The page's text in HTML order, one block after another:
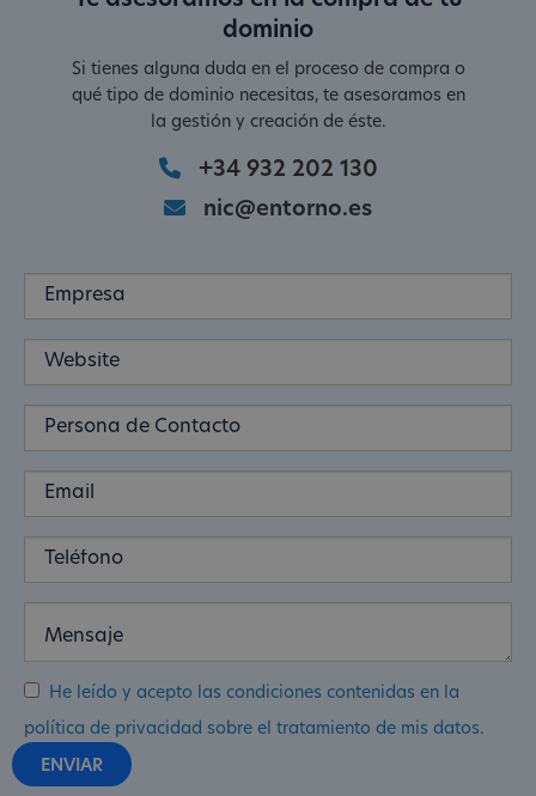
dominio
Si tienes alguna duda en el proceso de compra o
qué tipo de dominio necesitas, te asesoramos en
la gestión y creación de éste.
+34 932 202 130
nic@entorno.es
He leído y acepto las condiciones contenidas en la
política de privacidad sobre el tratamiento de mis datos.